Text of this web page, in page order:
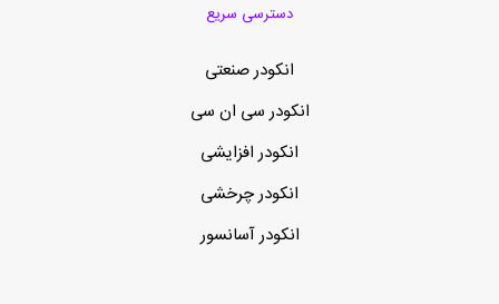
دسترسی سریع
انکودر صنعتی
انکودر سی ان سی
انکودر افزایشی
انکودر چرخشی
انکودر آسانسور